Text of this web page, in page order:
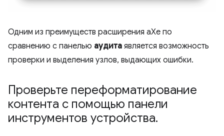
Одним из преимуществ расширения aXe по
сравнению с панелью аудита является возможность
проверки и выделения узлов, выдающих ошибки.
Проверьте переформатирование
контента с помощью панели
инструментов устройства.